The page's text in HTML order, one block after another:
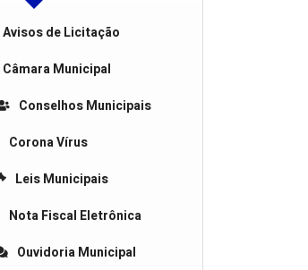
Avisos de Licitação
Câmara Municipal
Conselhos Municipais
Corona Vírus
Leis Municipais
Nota Fiscal Eletrônica
Ouvidoria Municipal